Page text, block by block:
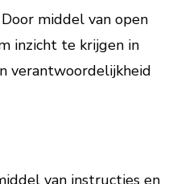
middel van open
inzicht te krijgen in
verantwoordelijkheid
van instructies en